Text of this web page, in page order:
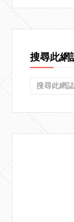
搜尋此網